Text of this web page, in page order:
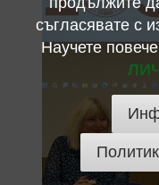
съгласявате с
Научете